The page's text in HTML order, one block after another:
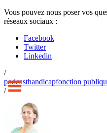
Vous pouvez nous poser vos
réseaux sociaux :
Facebook
Twitter
Linkedin
/
podcasthandicapfonction
/